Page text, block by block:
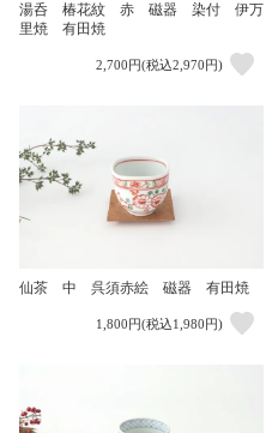
湯呑 椿花紋 赤 磁器 染付 伊万
里焼 有田焼
2,700円(税込2,970円)
仙茶 中 呉須赤絵 磁器 有田焼
1,800円(税込1,980円)